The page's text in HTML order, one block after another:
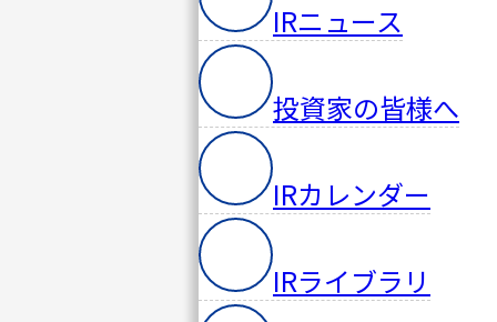
IRニュース
投資家の皆様へ
IRカレンダー
IRライブラリ
研究所